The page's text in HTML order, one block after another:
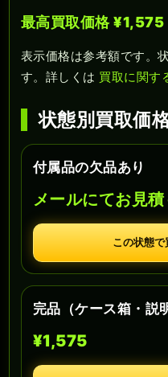
最高買取価格 ¥1,575
表示価格は参考額です。
す。詳しくは 買取に関す
状態別買取価
付属品の欠品あり
メールにてお見積
この状態
完品（ケース箱・説
¥1,575